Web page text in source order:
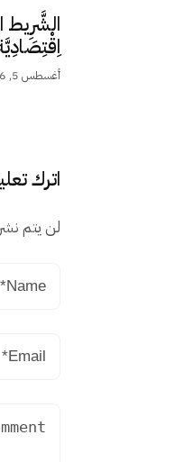
الشَّرِيط
أغسطس 5, 2026
اترك
لن يتم